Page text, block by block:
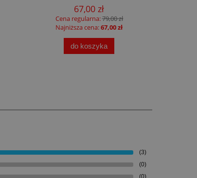
67,00 zł
Cena regularna:79,00 zł
Najniższa cena:67,00 zł
do koszyka
(3)
(0)
(0)